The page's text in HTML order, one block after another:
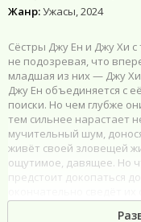
Жанр:Ужасы, 2024
Сёстры Джу Ен и Джу Хи
не подозревая, что
младшая из них — Джу
Джу Ен объединяется с
поиски. Но чем глубже
тем сильнее нарастает
мучительный шум,
живёт своей зловещей
ощутимое, давящее. Но
предстоит докопаться